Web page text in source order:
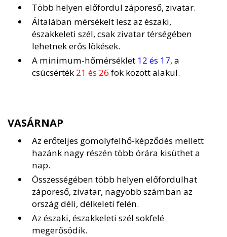
Több helyen előfordul záporeső, zivatar.
Általában mérsékelt lesz az északi,
északkeleti szél, csak zivatar térségében
lehetnek erős lökések.
A minimum-hőmérséklet 12 és 17, a
csúcsérték 21 és 26 fok között alakul.
VASÁRNAP
Az erőteljes gomolyfelhő-képződés mellett
hazánk nagy részén több órára kisüthet a
nap.
Összességében több helyen előfordulhat
záporeső, zivatar, nagyobb számban az
ország déli, délkeleti felén.
Az északi, északkeleti szél sokfelé
megerősödik.